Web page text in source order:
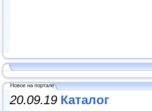
Новое на портале
20.09.19 Каталог